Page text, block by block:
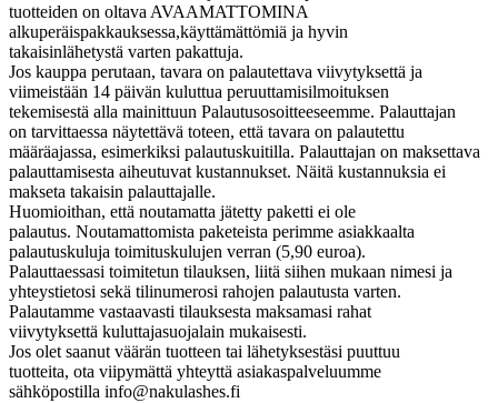
tuotteiden on oltava AVAAMATTOMINA
alkuperäispakkauksessa,käyttämättömiä ja hyvin
takaisinlähetystä varten pakattuja.
Jos kauppa perutaan, tavara on palautettava viivytyksettä ja
viimeistään 14 päivän kuluttua peruuttamisilmoituksen
tekemisestä alla mainittuun Palautusosoitteeseemme. Palauttajan
on tarvittaessa näytettävä toteen, että tavara on palautettu
määräajassa, esimerkiksi palautuskuitilla. Palauttajan on maksettava
palauttamisesta aiheutuvat kustannukset. Näitä kustannuksia ei
makseta takaisin palauttajalle.
Huomioithan, että noutamatta jätetty paketti ei ole
palautus. Noutamattomista paketeista perimme asiakkaalta
palautuskuluja toimituskulujen verran (5,90 euroa).
Palauttaessasi toimitetun tilauksen, liitä siihen mukaan nimesi ja
yhteystietosi sekä tilinumerosi rahojen palautusta varten.
Palautamme vastaavasti tilauksesta maksamasi rahat
viivytyksettä kuluttajasuojalain mukaisesti.
Jos olet saanut väärän tuotteen tai lähetyksestäsi puuttuu
tuotteita, ota viipymättä yhteyttä asiakaspalveluumme
sähköpostilla info@nakulashes.fi